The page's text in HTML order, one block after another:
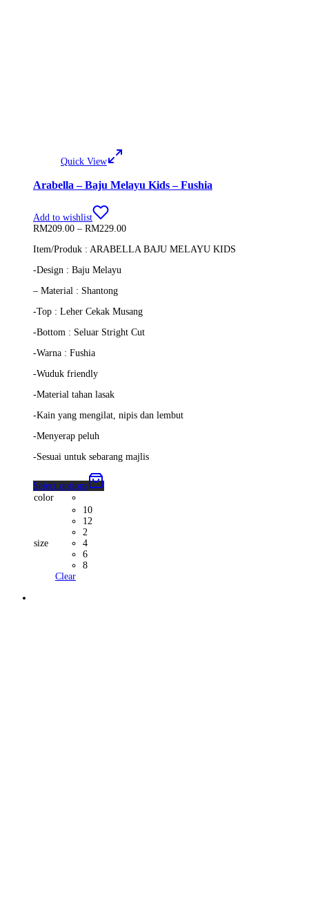
Quick View
Arabella – Baju Melayu Kids – Fushia
Add to wishlist
RM209.00 – RM229.00Price
RM209.00
Item/Produk : ARABELLA BAJU MELAYU KIDS
-Design : Baju Melayu
– Material : Shantong
-Top : Leher Cekak Musang
-Bottom : Seluar Stright Cut
-Warna : Fushia
-Wuduk friendly
-Material tahan lasak
-Kain yang mengilat, nipis dan lembut
-Menyerap peluh
-Sesuai untuk sebarang majlis
Select options
color
size
10
12
2
4
6
8
Clear